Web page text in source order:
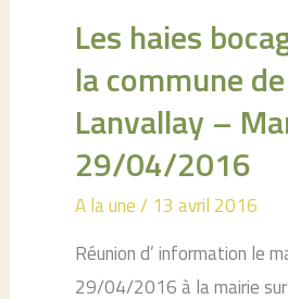
Les haies
la commune de
Lanvallay –
29/04/2016
A la une/ 13 avril 2016
Réunion d’ information le
29/04/2016 à la mairie